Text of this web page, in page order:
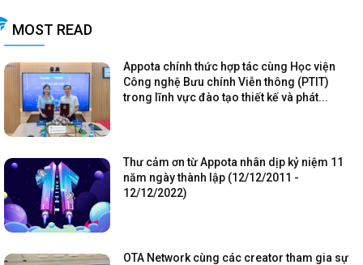
MOST READ
Appota chính thức hợp tác cùng Học viện
Công nghệ Bưu chính Viễn thông (PTIT)
trong lĩnh vực đào tạo thiết kế và phát...
Thư cảm ơn từ Appota nhân dịp kỷ niệm 11
năm ngày thành lập (12/12/2011 -
12/12/2022)
OTA Network cùng các creator tham gia sự